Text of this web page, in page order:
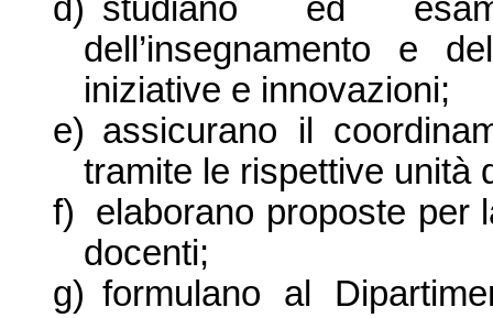
d) studiano ed
dell’insegnamento e
iniziative e innovazioni;
e) assicurano il
tramite le rispettive unità
f)
elaborano proposte per
docenti;
g) formulano al